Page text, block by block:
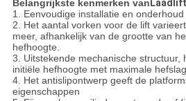
Belangrijkste kenmerken van
1. Eenvoudige installatie en onderhoud
2. Het aantal vorken voor de lift
meer, afhankelijk van de grootte van
hefhoogte.
3. Uitstekende mechanische structuur,
initiële hefhoogte met maximale
4. Het antislipontwerp geeft de
eigenschappen